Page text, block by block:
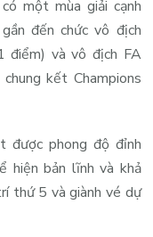
một mùa giải cạnh
đến chức vô địch
điểm) và vô địch FA
kết Champions
được phong độ đỉnh
hiện bản lĩnh và khả
thứ 5 và giành vé dự